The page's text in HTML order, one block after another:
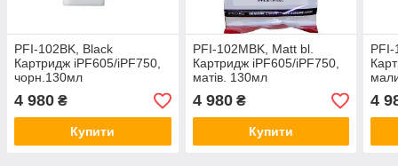
PFI-102BK, Black
Картридж iPF605/iPF750,
чорн.130мл
4 980 ₴
Купити
PFI-102MBK, Matt bl.
Картридж iPF605/iPF750,
матів. 130мл
4 980₴
Купити
PFI-
4